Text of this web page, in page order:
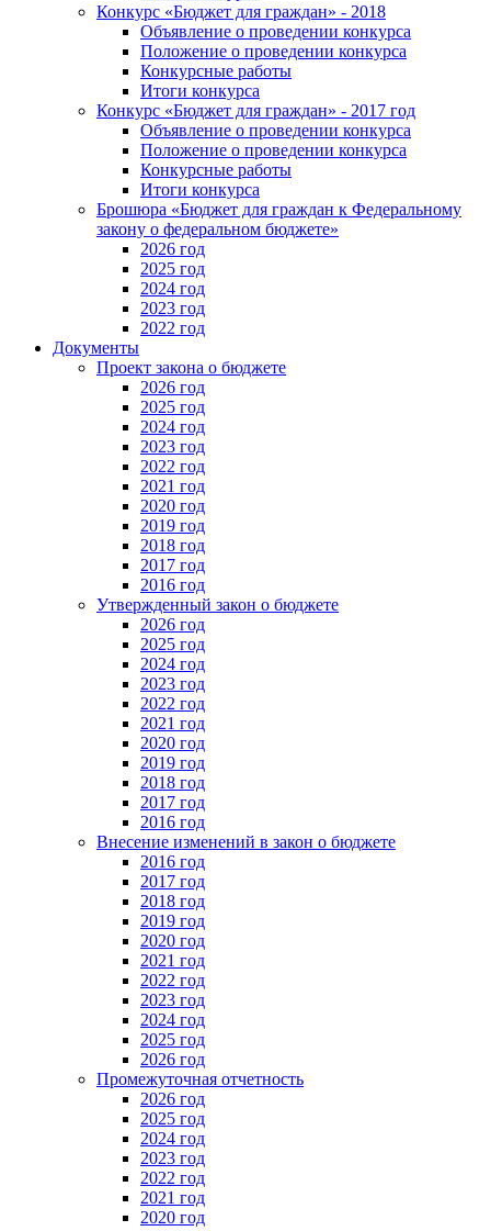
Конкурс «Бюджет для граждан» - 2018
Объявление о проведении конкурса
Положение о проведении конкурса
Конкурсные работы
Итоги конкурса
Конкурс «Бюджет для граждан» - 2017 год
Объявление о проведении конкурса
Положение о проведении конкурса
Конкурсные работы
Итоги конкурса
Брошюра «Бюджет для граждан к Федеральному
закону о федеральном бюджете»
2026 год
2025 год
2024 год
2023 год
2022 год
Документы
Проект закона о бюджете
2026 год
2025 год
2024 год
2023 год
2022 год
2021 год
2020 год
2019 год
2018 год
2017 год
2016 год
Утвержденный закон о бюджете
2026 год
2025 год
2024 год
2023 год
2022 год
2021 год
2020 год
2019 год
2018 год
2017 год
2016 год
Внесение изменений в закон о бюджете
2016 год
2017 год
2018 год
2019 год
2020 год
2021 год
2022 год
2023 год
2024 год
2025 год
2026 год
Промежуточная отчетность
2026 год
2025 год
2024 год
2023 год
2022 год
2021 год
2020 год